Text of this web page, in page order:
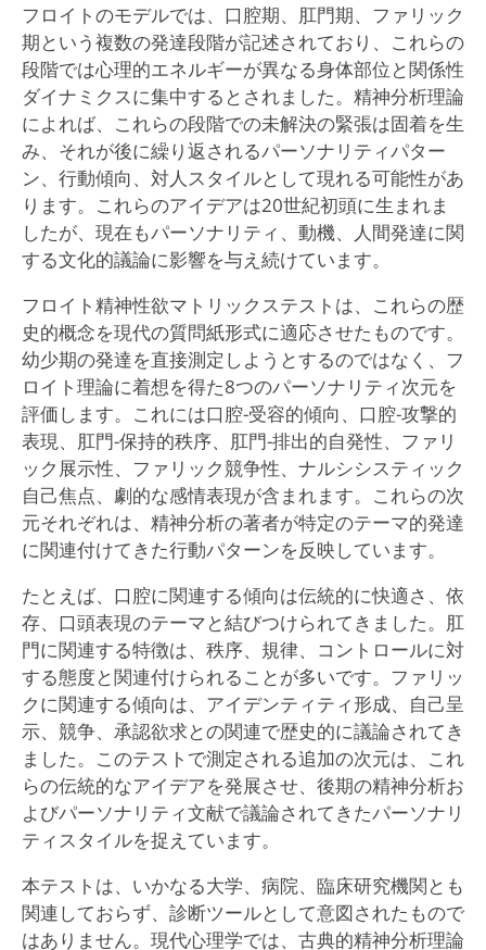
フロイトのモデルでは、口腔期、肛門期、ファリック
期という複数の発達段階が記述されており、これらの
段階では心理的エネルギーが異なる身体部位と関係性
ダイナミクスに集中するとされました。精神分析理論
によれば、これらの段階での未解決の緊張は固着を生
み、それが後に繰り返されるパーソナリティパター
ン、行動傾向、対人スタイルとして現れる可能性があ
ります。これらのアイデアは20世紀初頭に生まれま
したが、現在もパーソナリティ、動機、人間発達に関
する文化的議論に影響を与え続けています。
フロイト精神性欲マトリックステストは、これらの歴
史的概念を現代の質問紙形式に適応させたものです。
幼少期の発達を直接測定しようとするのではなく、フ
ロイト理論に着想を得た8つのパーソナリティ次元を
評価します。これには口腔-受容的傾向、口腔-攻撃的
表現、肛門-保持的秩序、肛門-排出的自発性、ファリ
ック展示性、ファリック競争性、ナルシシスティック
自己焦点、劇的な感情表現が含まれます。これらの次
元それぞれは、精神分析の著者が特定のテーマ的発達
に関連付けてきた行動パターンを反映しています。
たとえば、口腔に関連する傾向は伝統的に快適さ、依
存、口頭表現のテーマと結びつけられてきました。肛
門に関連する特徴は、秩序、規律、コントロールに対
する態度と関連付けられることが多いです。ファリッ
クに関連する傾向は、アイデンティティ形成、自己呈
示、競争、承認欲求との関連で歴史的に議論されてき
ました。このテストで測定される追加の次元は、これ
らの伝統的なアイデアを発展させ、後期の精神分析お
よびパーソナリティ文献で議論されてきたパーソナリ
ティスタイルを捉えています。
本テストは、いかなる大学、病院、臨床研究機関とも
関連しておらず、診断ツールとして意図されたもので
はありません。現代心理学では、古典的精神分析理論